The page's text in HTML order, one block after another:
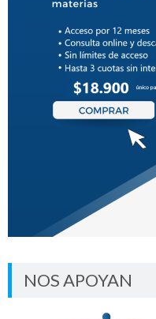
NOS APOYAN